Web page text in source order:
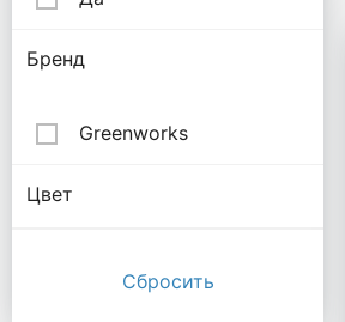
Бренд
Greenworks
Цвет